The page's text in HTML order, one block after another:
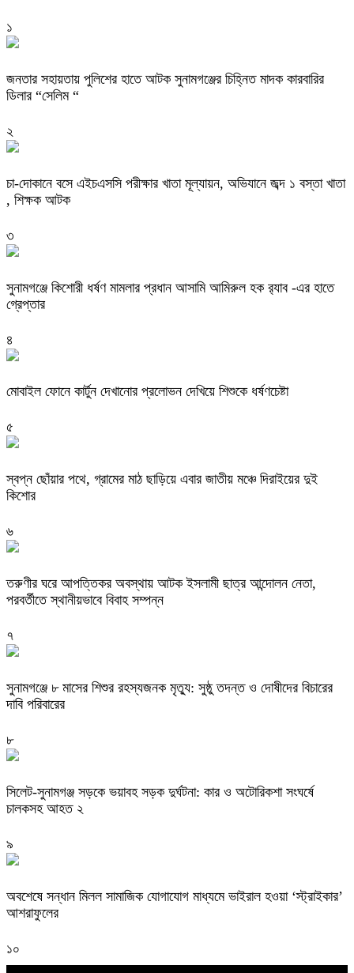
১
জনতার সহায়তায় পুলিশের হাতে আটক সুনামগঞ্জের চিহ্নিত মাদক কারবারির
ডিলার “সেলিম “
২
চা-দোকানে বসে এইচএসসি পরীক্ষার খাতা মূল্যায়ন, অভিযানে জব্দ ১ বস্তা খাতা
, শিক্ষক আটক
৩
‎সুনামগঞ্জে কিশোরী ধর্ষণ মামলার প্রধান আসামি আমিরুল হক র‌্যাব -এর হাতে
গ্রেপ্তার
৪
মোবাইল ফোনে কার্টুন দেখানোর প্রলোভন দেখিয়ে শিশুকে ধর্ষণচেষ্টা
৫
স্বপ্ন ছোঁয়ার পথে, গ্রামের মাঠ ছাড়িয়ে এবার জাতীয় মঞ্চে দিরাইয়ের দুই
কিশোর
৬
তরুণীর ঘরে আপত্তিকর অবস্থায় আটক ইসলামী ছাত্র আন্দোলন নেতা,
পরবর্তীতে স্থানীয়ভাবে বিবাহ সম্পন্ন
৭
সুনামগঞ্জে ৮ মাসের শিশুর রহস্যজনক মৃত্যু: সুষ্ঠু তদন্ত ও দোষীদের বিচারের
দাবি পরিবারের
৮
সিলেট-সুনামগঞ্জ সড়কে ভয়াবহ সড়ক দুর্ঘটনা: কার ও অটোরিকশা সংঘর্ষে
চালকসহ আহত ২
৯
অবশেষে সন্ধান মিলল সামাজিক যোগাযোগ মাধ্যমে ভাইরাল হওয়া ‘স্ট্রাইকার’
আশরাফুলের
১০